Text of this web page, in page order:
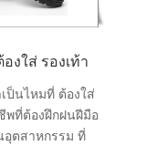
งใส่ รองเท้า
ป็นไหมที่ ต้องใส่
พที่ต้องฝึกฝนฝีมือ
อุตสาหกรรม ที่